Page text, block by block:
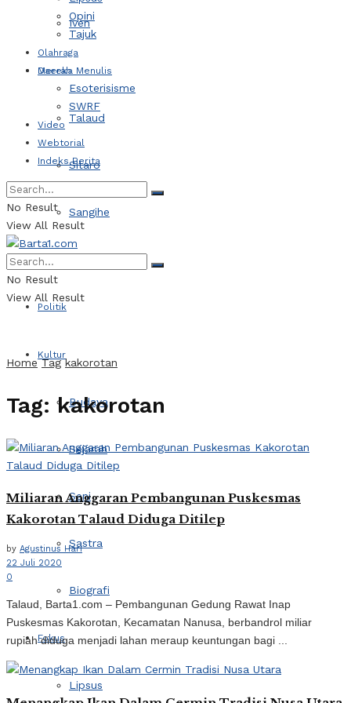
Iven
Daerah
Talaud
Sitaro
Sangihe
Politik
Kultur
Budaya
Sejarah
Seni
Sastra
Biografi
Fokus
Lipsus
Opini
Tajuk
Olahraga
Mereka Menulis
Esoterisisme
SWRF
Video
Webtorial
Indeks Berita
No Result
View All Result
No Result
View All Result
Home Tag kakorotan
Tag:kakorotan
Miliaran Anggaran Pembangunan Puskesmas
Kakorotan Talaud Diduga Ditilep
by Agustinus Hari
22 Juli 2020
0
Talaud, Barta1.com – Pembangunan Gedung Rawat Inap
Puskesmas Kakorotan, Kecamatan Nanusa, berbandrol miliar
rupiah diduga menjadi lahan meraup keuntungan bagi ...